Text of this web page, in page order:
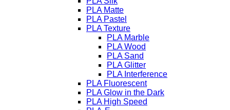
PLA Matte
PLA Pastel
PLA Texture
PLA Marble
PLA Wood
PLA Sand
PLA Glitter
PLA Interference
PLA Fluorescent
PLA Glow in the Dark
PLA High Speed